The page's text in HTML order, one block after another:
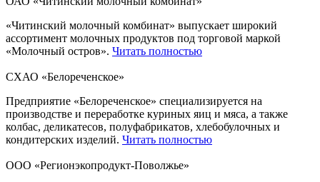
«Читинский молочный комбинат» выпускает широкий
ассортимент молочных продуктов под торговой маркой
«Молочный остров». Читать полностью
СХАО «Белореченское»
Предприятие «Белореченское» специализируется на
производстве и переработке куриных яиц и мяса, а также
колбас, деликатесов, полуфабрикатов, хлебобулочных и
кондитерских изделий. Читать полностью
ООО «Регионэкопродукт-Поволжье»